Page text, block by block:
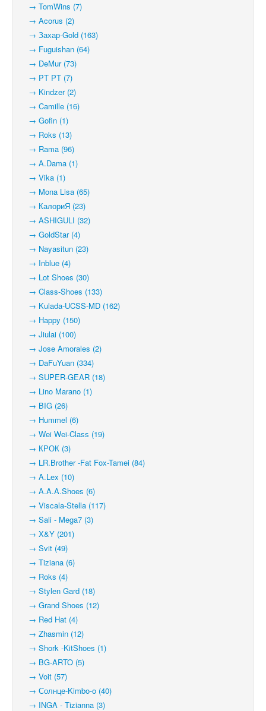
→ TomWins (7)
→ Acorus (2)
→ Захар-Gold (163)
→ Fuguishan (64)
→ DeMur (73)
→ PT PT (7)
→ Kindzer (2)
→ Camille (16)
→ Gofin (1)
→ Roks (13)
→ Rama (96)
→ A.Dama (1)
→ Vika (1)
→ Mona Lisa (65)
→ КалориЯ (23)
→ ASHIGULI (32)
→ GoldStar (4)
→ Nayasitun (23)
→ Inblue (4)
→ Lot Shoes (30)
→ Class-Shoes (133)
→ Kulada-UCSS-MD (162)
→ Happy (150)
→ Jiulai (100)
→ Jose Amorales (2)
→ DaFuYuan (334)
→ SUPER-GEAR (18)
→ Lino Marano (1)
→ BIG (26)
→ Hummel (6)
→ Wei Wei-Class (19)
→ КРОК (3)
→ LR.Brother -Fat Fox-Tamei (84)
→ A.Lex (10)
→ A.A.A.Shoes (6)
→ Viscala-Stella (117)
→ Sali - Mega7 (3)
→ X&Y (201)
→ Svit (49)
→ Tiziana (6)
→ Roks (4)
→ Stylen Gard (18)
→ Grand Shoes (12)
→ Red Hat (4)
→ Zhasmin (12)
→ Shork -KitShoes (1)
→ BG-ARTO (5)
→ Voit (57)
→ Солнце-Kimbo-o (40)
→ INGA - Tizianna (3)